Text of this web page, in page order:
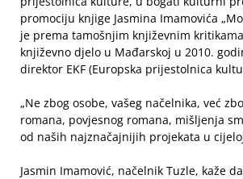
promociju knjige Jasmina Imamovića
je prema tamošnjim književnim
književno djelo u Mađarskoj u 2010.
direktor EKF (Europska prijestolnica
„Ne zbog osobe, vašeg načelnika, već
romana, povjesnog romana, mišljenja
od naših najznačajnijih projekata u
Jasmin Imamović, načelnik Tuzle, kaže